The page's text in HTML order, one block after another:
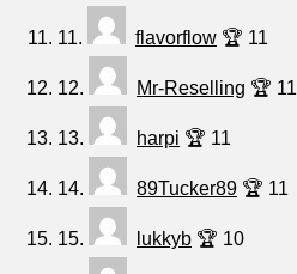
11. flavorflow 🏆 11
12. Mr-Reselling 🏆 11
13. harpi 🏆 11
14. 89Tucker89 🏆 11
15. lukkyb 🏆 10